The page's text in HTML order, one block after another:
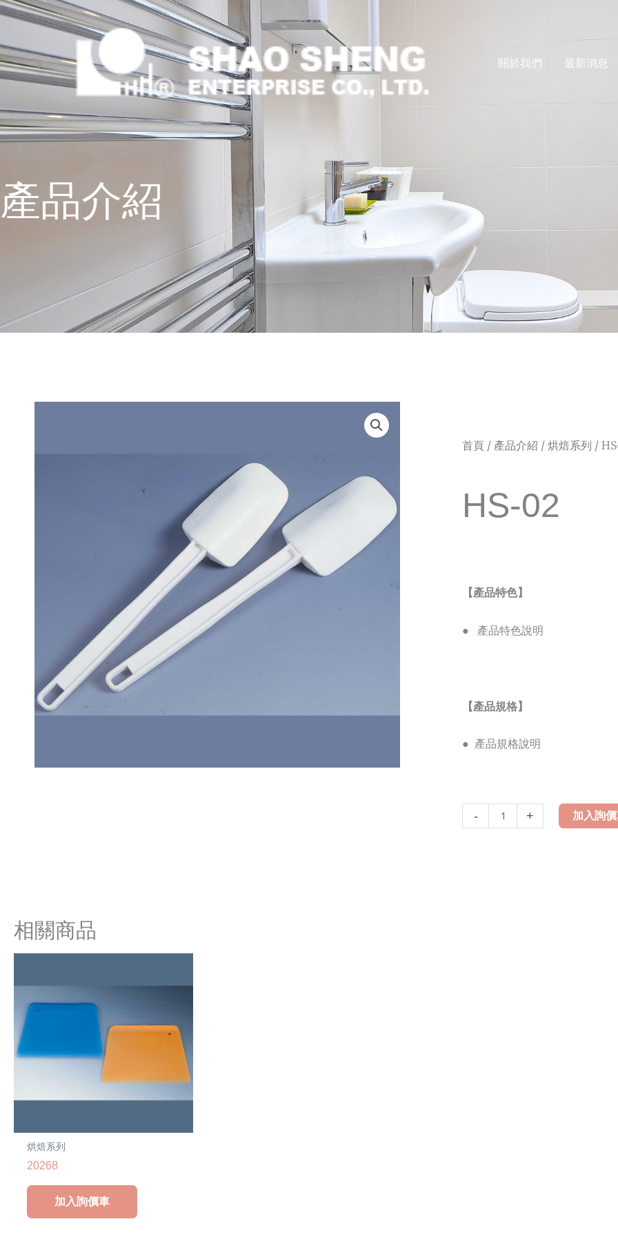
跳
要
內
關於我們 最新消息
產品介紹
首頁 / 產品介紹 / 烘焙系列 /
HS-02
【產品特色】
● 產品特色說明
【產品規格】
● 產品規格說明
-
02
+ 加入詢
相關商品
烘焙系列
20268
加入詢價車